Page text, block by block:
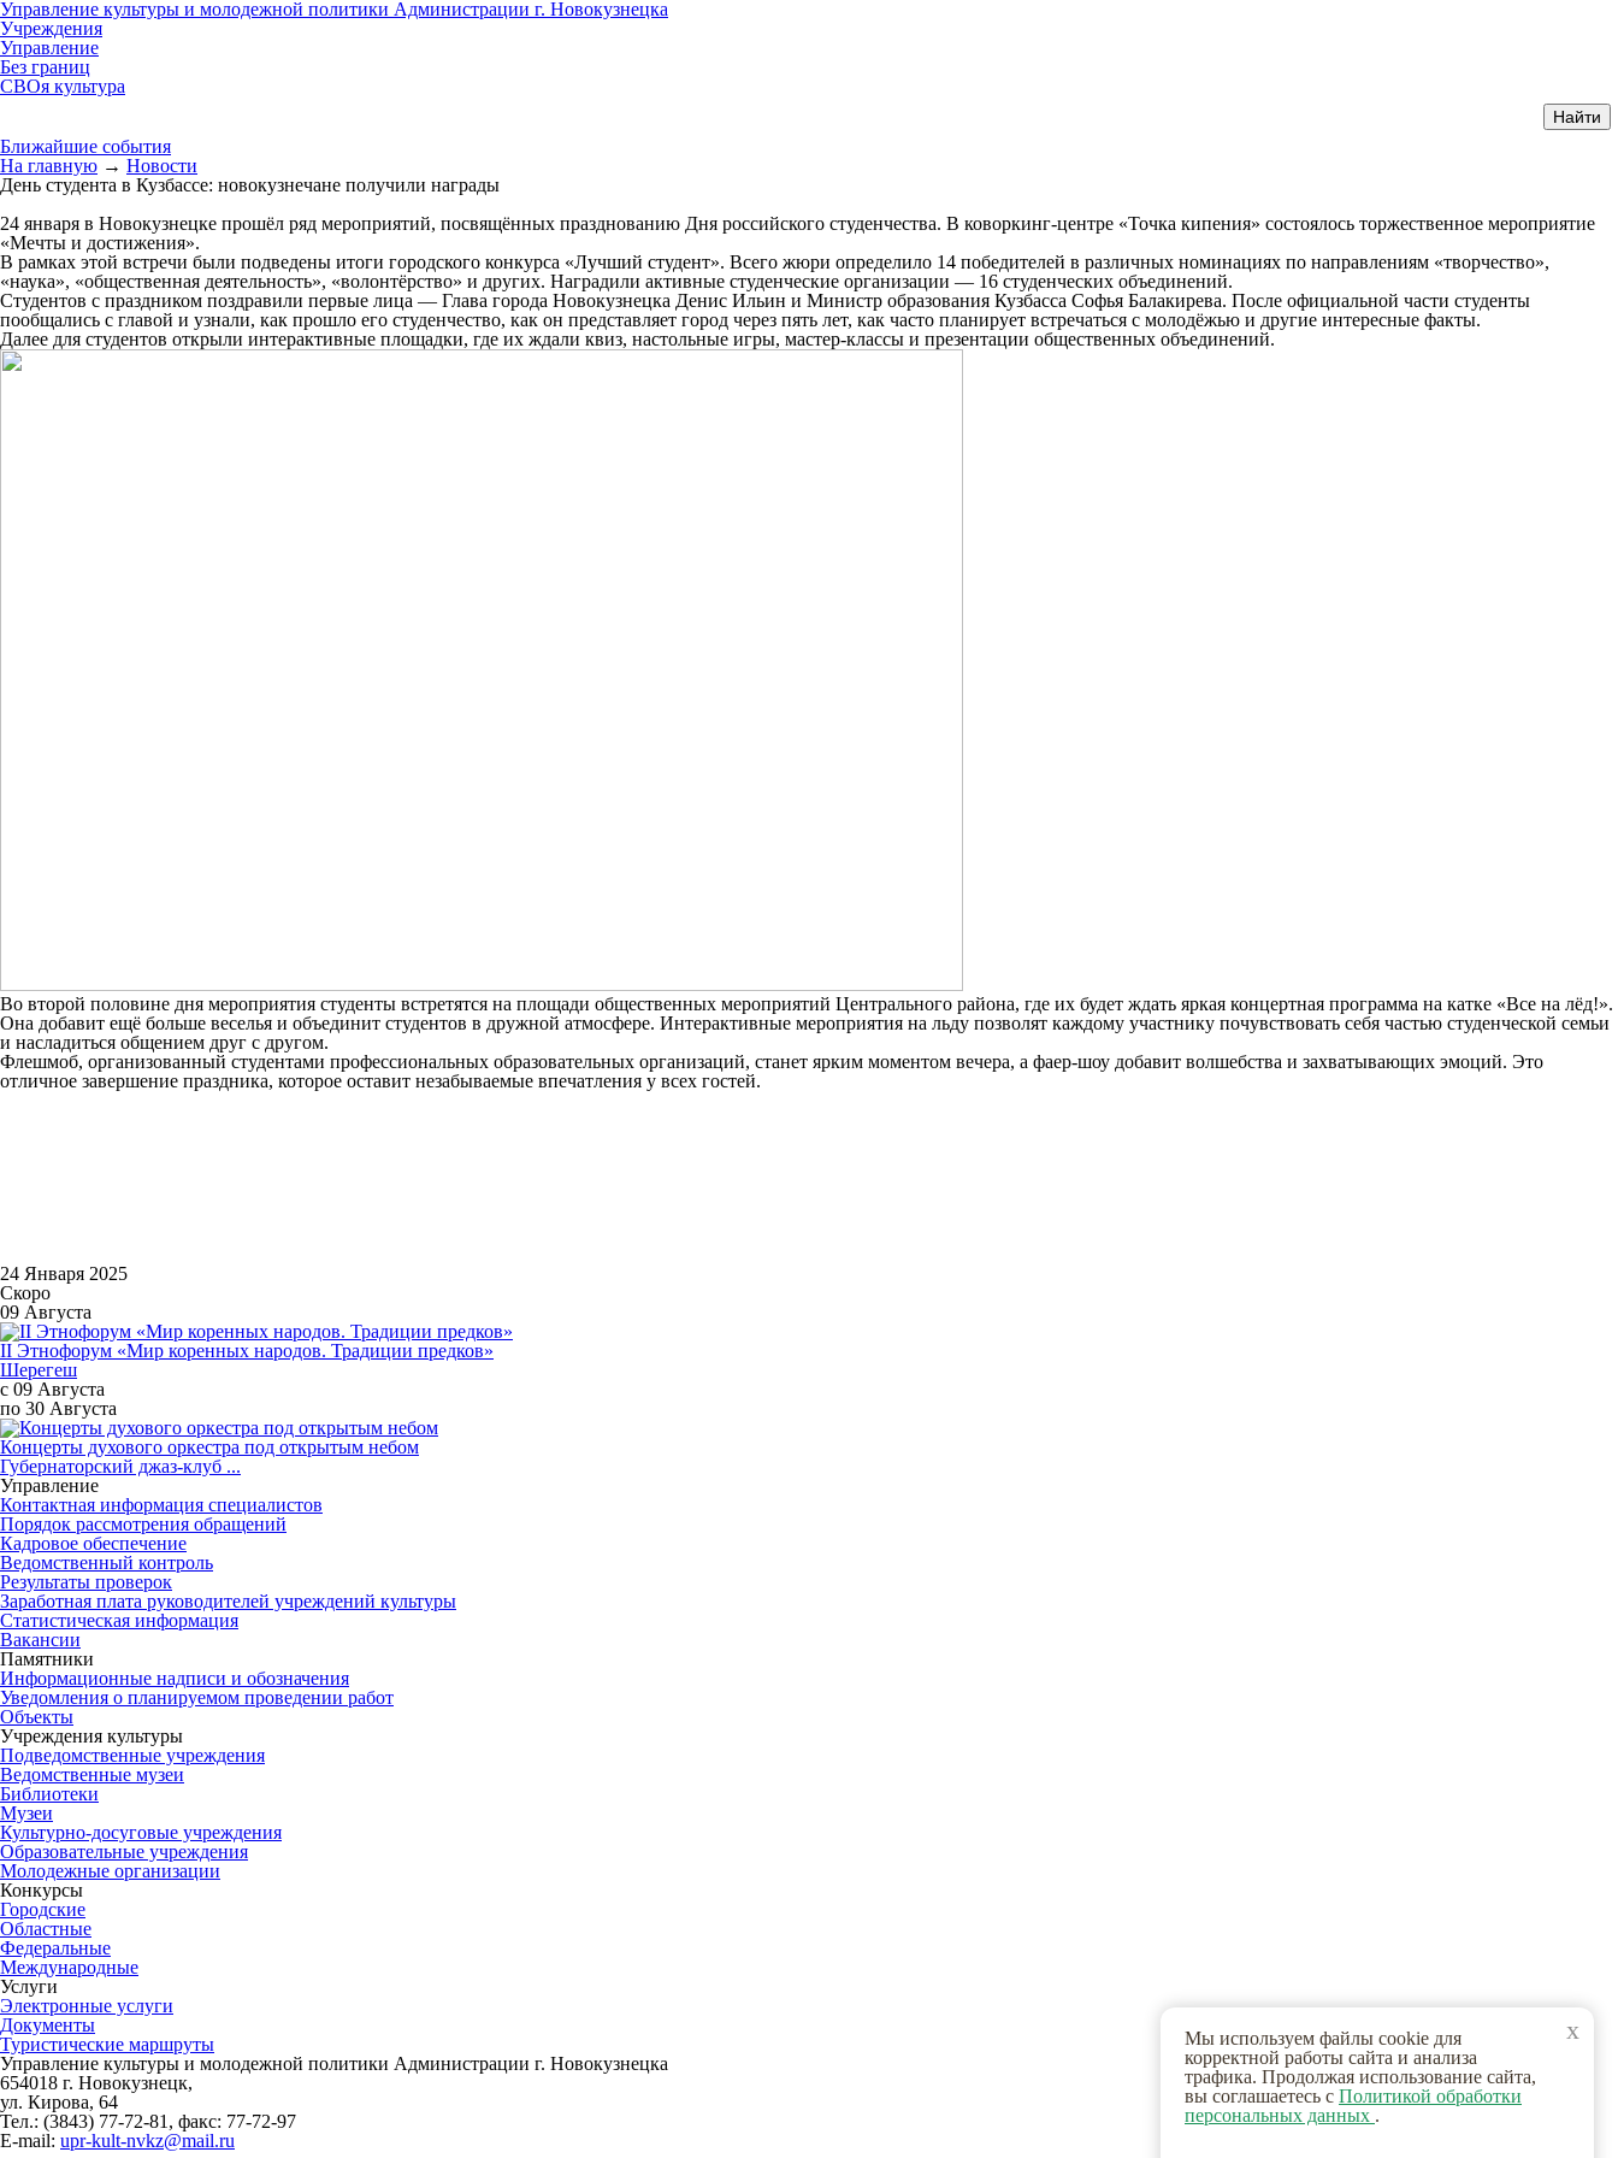
Управление культуры и молодежной политики Администрации г. Новокузнецка
Учреждения
Управление
Без границ
СВОя культура
Ближайшие события
На главную → Новости
День студента в Кузбассе: новокузнечане получили награды
24 января в Новокузнецке прошёл ряд мероприятий, посвящённых празднованию Дня российского студенчества. В коворкинг-центре «Точка кипения» состоялось торжественное мероприятие
«Мечты и достижения».
В рамках этой встречи были подведены итоги городского конкурса «Лучший студент». Всего жюри определило 14 победителей в различных номинациях по направлениям «творчество»,
«наука», «общественная деятельность», «волонтёрство» и других. Наградили активные студенческие организации — 16 студенческих объединений.
Студентов с праздником поздравили первые лица — Глава города Новокузнецка Денис Ильин и Министр образования Кузбасса Софья Балакирева. После официальной части студенты
пообщались с главой и узнали, как прошло его студенчество, как он представляет город через пять лет, как часто планирует встречаться с молодёжью и другие интересные факты.
Далее для студентов открыли интерактивные площадки, где их ждали квиз, настольные игры, мастер-классы и презентации общественных объединений.
Во второй половине дня мероприятия студенты встретятся на площади общественных мероприятий Центрального района, где их будет ждать яркая концертная программа на катке «Все на лёд!».
Она добавит ещё больше веселья и объединит студентов в дружной атмосфере. Интерактивные мероприятия на льду позволят каждому участнику почувствовать себя частью студенческой семьи
и насладиться общением друг с другом.
Флешмоб, организованный студентами профессиональных образовательных организаций, станет ярким моментом вечера, а фаер-шоу добавит волшебства и захватывающих эмоций. Это
отличное завершение праздника, которое оставит незабываемые впечатления у всех гостей.
24 Января 2025
Скоро
09 Августа
II Этнофорум «Мир коренных народов. Традиции предков»
Шерегеш
с 09 Августа
по 30 Августа
Концерты духового оркестра под открытым небом
Губернаторский джаз-клуб ...
Управление
Контактная информация специалистов
Порядок рассмотрения обращений
Кадровое обеспечение
Ведомственный контроль
Результаты проверок
Заработная плата руководителей учреждений культуры
Статистическая информация
Вакансии
Памятники
Информационные надписи и обозначения
Уведомления о планируемом проведении работ
Объекты
Учреждения культуры
Подведомственные учреждения
Ведомственные музеи
Библиотеки
Музеи
Культурно-досуговые учреждения
Образовательные учреждения
Молодежные организации
Конкурсы
Городские
Областные
Федеральные
Международные
Услуги
Электронные услуги
Документы
Туристические маршруты
Управление культуры и молодежной политики Администрации г. Новокузнецка
654018 г. Новокузнецк,
ул. Кирова, 64
Тел.: (3843) 77-72-81 , факс: 77-72-97
E-mail: upr-kult-nvkz@mail.ru
x
Мы используем файлы cookie для
корректной работы сайта и анализа
трафика. Продолжая использование сайта,
вы соглашаетесь с Политикой обработки
персональных данных .